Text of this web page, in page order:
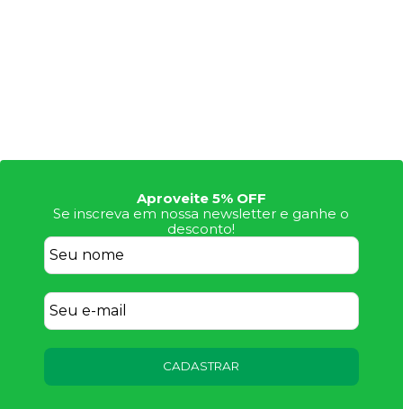
Aproveite 5% OFF
Se inscreva em nossa newsletter e ganhe o
desconto!
CADASTRAR